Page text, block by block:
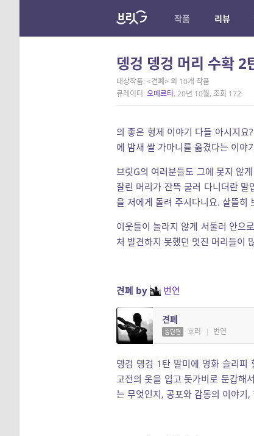
작품 리뷰
뎅겅 뎅겅 머리 수확 2
대상작품: <견폐> 외 10개 작품
큐레이터: 오메르타, 20년 10월, 조회 172
의 좋은 형제 이야기 다들 아시지
에 밤새 쌀 가마니를 옮겼다는 이야
브릿G의 여러분들도 그에 못지 않
잘린 머리가 잔뜩 굴러 다니더란
을 저에게 돌려 주시다니요. 살뜰히
이웃들이 놀라지 않게 서둘러 안으
처 발견하지 못했던 멋진 머리들이
견폐 by 번연
견폐
중단편 호러 | 번연
뎅겅 뎅겅 1탄 말미에 영화 슬리피
고전의 옷을 입고 돗가비로 둔갑해
는 무엇인지, 공포와 감동의 이야기,